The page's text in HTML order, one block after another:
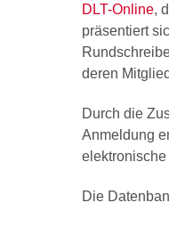
DLT-Online,
präsentiert
deren
Durch die
Anmeldung
Die